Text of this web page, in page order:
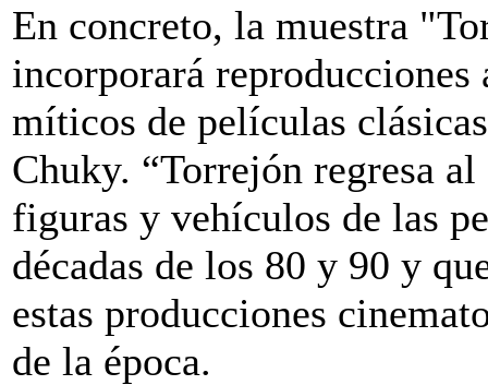
En concreto, la muestra
incorporará reproducciones
míticos de películas
Chuky. “Torrejón regresa
figuras y vehículos de las
décadas de los 80 y 90 y
estas producciones
de la época.